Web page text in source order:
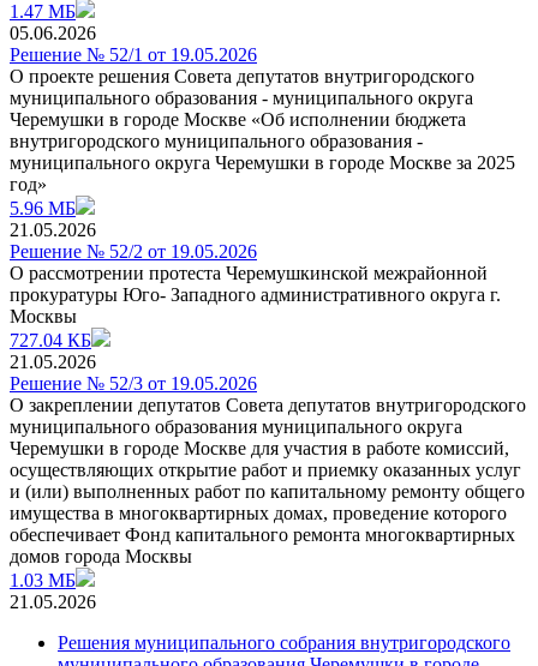
1.47 МБ
05.06.2026
Решение № 52/1 от 19.05.2026
О проекте решения Совета депутатов внутригородского
муниципального образования - муниципального округа
Черемушки в городе Москве «Об исполнении бюджета
внутригородского муниципального образования -
муниципального округа Черемушки в городе Москве за 2025
год»
5.96 МБ
21.05.2026
Решение № 52/2 от 19.05.2026
О рассмотрении протеста Черемушкинской межрайонной
прокуратуры Юго- Западного административного округа г.
Москвы
727.04 КБ
21.05.2026
Решение № 52/3 от 19.05.2026
О закреплении депутатов Совета депутатов внутригородского
муниципального образования муниципального округа
Черемушки в городе Москве для участия в работе комиссий,
осуществляющих открытие работ и приемку оказанных услуг
и (или) выполненных работ по капитальному ремонту общего
имущества в многоквартирных домах, проведение которого
обеспечивает Фонд капитального ремонта многоквартирных
домов города Москвы
1.03 МБ
21.05.2026
Решения муниципального собрания внутригородского